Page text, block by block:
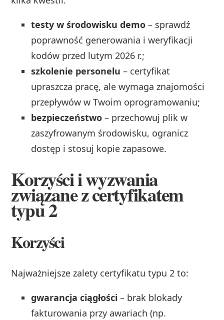
testy w środowisku demo – sprawdź
poprawność generowania i weryfikacji
kodów przed lutym 2026 r.;
szkolenie personelu – certyfikat
upraszcza pracę, ale wymaga znajomości
przepływów w Twoim oprogramowaniu;
bezpieczeństwo – przechowuj plik w
zaszyfrowanym środowisku, ogranicz
dostęp i stosuj kopie zapasowe.
Korzyści i wyzwania
związane z certyfikatem
typu 2
Korzyści
Najważniejsze zalety certyfikatu typu 2 to:
gwarancja ciągłości – brak blokady
fakturowania przy awariach (np.